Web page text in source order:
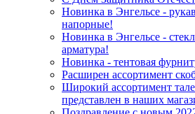
Новинка в Энгельсе -
напорные!
Новинка в Энгельсе -
арматура!
Новинка - тентовая
Расширен ассортимент
Широкий ассортимент
представлен в наших